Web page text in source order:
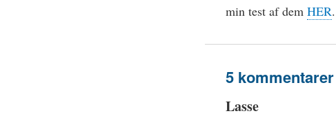
min test af dem HER.
5
Lasse